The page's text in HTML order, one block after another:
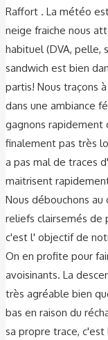
Raffort . La météo
neige fraiche nous
habituel (DVA, pelle,
sandwich est bien
partis! Nous traçons
dans une ambiance
gagnons rapidement
finalement pas très
a pas mal de traces
maitrisent
Nous débouchons
reliefs clairsemés de
c'est l' objectif de
On en profite pour
avoisinants. La
très agréable bien
bas en raison du
sa propre trace,